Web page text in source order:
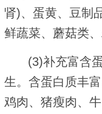
肾)、蛋黄、豆制
鲜蔬菜、蘑菇类、
(3)补充富含
生。含蛋白质丰
鸡肉、猪瘦肉、